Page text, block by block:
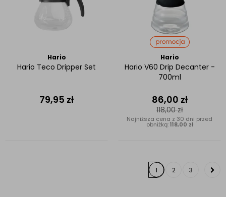
Hario
Hario Teco Dripper Set
79,95 zł
Hario
Hario V60 Drip Decanter -
700ml
86,00 zł
118,00zł
Najniższa cena z 30 dni przed
obniżką:118,00 zł
1 2 3